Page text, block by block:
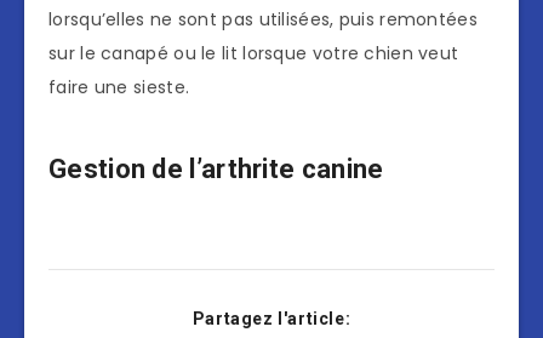
lorsqu’elles ne sont pas utilisées, puis remontées
sur le canapé ou le lit lorsque votre chien veut
faire une sieste.
Gestion de l’arthrite canine
Partagez l'article: